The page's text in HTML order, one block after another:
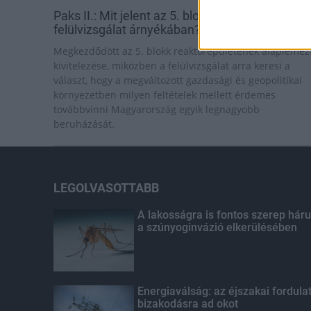
Paks II.: Mit jelent az 5. blokk új mérföldköve a
felülvizsgálat árnyékában?
Megkezdődött az 5. blokk reaktorépületének
kivitelezése, miközben a felülvizsgálat arra keresi a
választ, hogy a megváltozott gazdasági és geopolitikai
környezetben milyen feltételek mellett érdemes
továbbvinni Magyarország egyik legnagyobb
beruházását.
LEGOLVASOTTABB
A lakosságra is fontos szerep
a szúnyoginvázió elkerülésében
Energiaválság: az éjszakai fordulat
bizakodásra ad okot